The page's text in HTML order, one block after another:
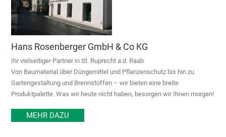
Hans Rosenberger GmbH & Co KG
Ihr vielseitiger Partner in St. Ruprecht a.d. Raab
Von Baumaterial über Düngemittel und Pflanzenschutz bis hin zu
Gartengestaltung und Brennstoffen – wir bieten eine breite
Produktpalette. Was wir heute nicht haben, besorgen wir Ihnen morgen!
MEHR DAZU